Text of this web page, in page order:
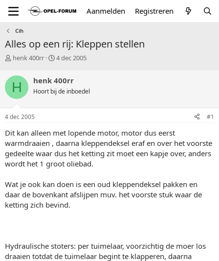
Aanmelden Registreren
Cih
Alles op een rij: Kleppen stellen
T
p
i
c
s
a
t
e
r
henk 400rr
S
r
t
a
m
4 dec 2005
H henk 400rr
Hoort bij de inboedel
4 dec 2005 #1
Dit kan alleen met lopende motor, motor dus eerst
warmdraaien , daarna kleppendeksel eraf en over het voorste
gedeelte waar dus het ketting zit moet een kapje over, anders
wordt het 1 groot oliebad.
Wat je ook kan doen is een oud kleppendeksel pakken en
daar de bovenkant afslijpen muv. het voorste stuk waar de
ketting zich bevind.
Hydraulische stoters: per tuimelaar, voorzichtig de moer los
draaien totdat de tuimelaar begint te klapperen, daarna